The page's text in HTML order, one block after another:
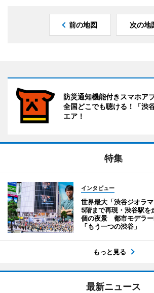
前の地図 次の地
防災通知機能付きスマホア
全国どこでも聴ける！「渋
エア！
特集
インタビュー
世界最大「渋谷ジオラ
5階まで再現・渋谷駅
個の夜景 都市モデラ
「もう一つの渋谷」
もっと見る
最新ニュース